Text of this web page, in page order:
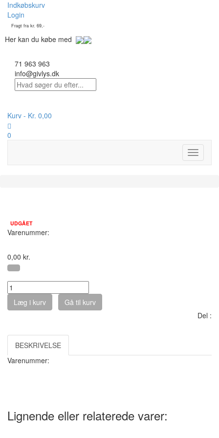
Indkøbskurv
Login
Fragt fra kr. 69,-
Her kan du købe med
71 963 963
info@givlys.dk
Kurv - Kr. 0,00
0
Toggle
UDGÅET
Varenummer:
0,00 kr.
Læg i kurv
Gå til kurv
Del :
BESKRIVELSE
Varenummer:
Lignende eller relaterede varer: